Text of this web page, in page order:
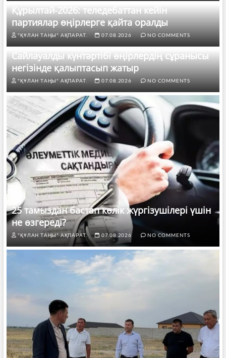
Құрылтай-2026: теледебаттан кейін
партиялар өңірлерге қайта оралды
"ҚҰЛАН ТАҢЫ" АҚПАРАТ. 07.08.2026 NO COMMENTS
Сайлауалды күнтәртібі өңірлердің сұранысы
негізінде қалыптасып жатыр
"ҚҰЛАН ТАҢЫ" АҚПАРАТ. 07.08.2026 NO COMMENTS
25 тамыздан бастап көлік жүргізушілері үшін
не өзгереді?
"ҚҰЛАН ТАҢЫ" АҚПАРАТ. 07.08.2026 NO COMMENTS